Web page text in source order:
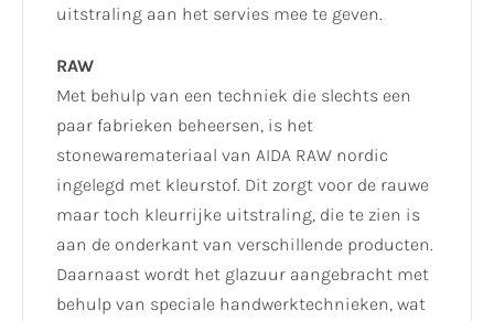
uitstraling aan het servies mee te geven.
RAW
Met behulp van een techniek die slechts een
paar fabrieken beheersen, is het
stonewaremateriaal van AIDA RAW nordic
ingelegd met kleurstof. Dit zorgt voor de rauwe
maar toch kleurrijke uitstraling, die te zien is
aan de onderkant van verschillende producten.
Daarnaast wordt het glazuur aangebracht met
behulp van speciale handwerktechnieken, wat